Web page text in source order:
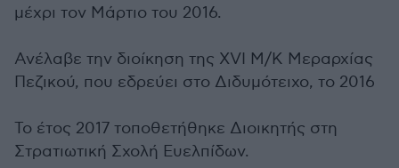
μέχρι τον Μάρτιο του 2016.
Ανέλαβε την διοίκηση της ΧVI Μ/Κ Μεραρχίας
Πεζικού, που εδρεύει στο Διδυμότειχο, το 2016
Το έτος 2017 τοποθετήθηκε Διοικητής στη
Στρατιωτική Σχολή Ευελπίδων.